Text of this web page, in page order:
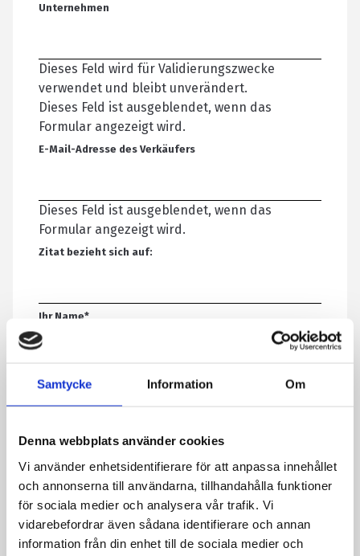
Samtycke Information Om
Denna webbplats använder cookies
Vi använder enhetsidentifierare för att anpassa innehållet
och annonserna till användarna, tillhandahålla funktioner
för sociala medier och analysera vår trafik. Vi
vidarebefordrar även sådana identifierare och annan
information från din enhet till de sociala medier och
Unternehmen
Dieses Feld wird für Validierungszwecke
verwendet und bleibt unverändert.
Dieses Feld ist ausgeblendet, wenn das
Formular angezeigt wird.
E-Mail-Adresse des Verkäufers
Dieses Feld ist ausgeblendet, wenn das
Formular angezeigt wird.
Zitat bezieht sich auf:
Ihr Name*
E-Mail-Adresse
Telefon
Nachricht *